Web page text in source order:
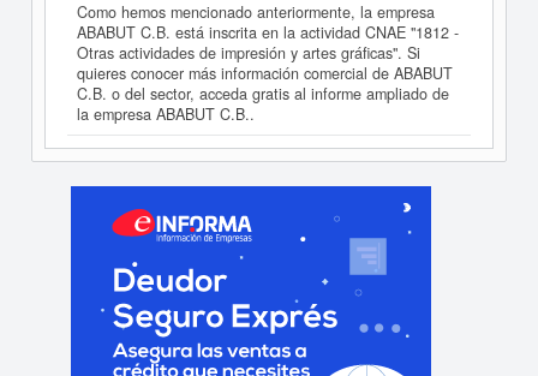
Como hemos mencionado anteriormente, la empresa
ABABUT C.B. está inscrita en la actividad CNAE "1812 -
Otras actividades de impresión y artes gráficas". Si
quieres conocer más información comercial de ABABUT
C.B. o del sector, acceda gratis al informe ampliado de
la empresa ABABUT C.B..